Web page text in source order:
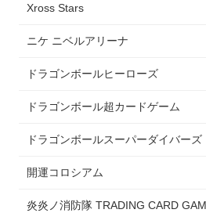
Xross Stars
ニケ ニベルアリーナ
ドラゴンボールヒーローズ
ドラゴンボール超カードゲーム
ドラゴンボールスーパーダイバーズ
開運コロシアム
炎炎ノ消防隊 TRADING CARD